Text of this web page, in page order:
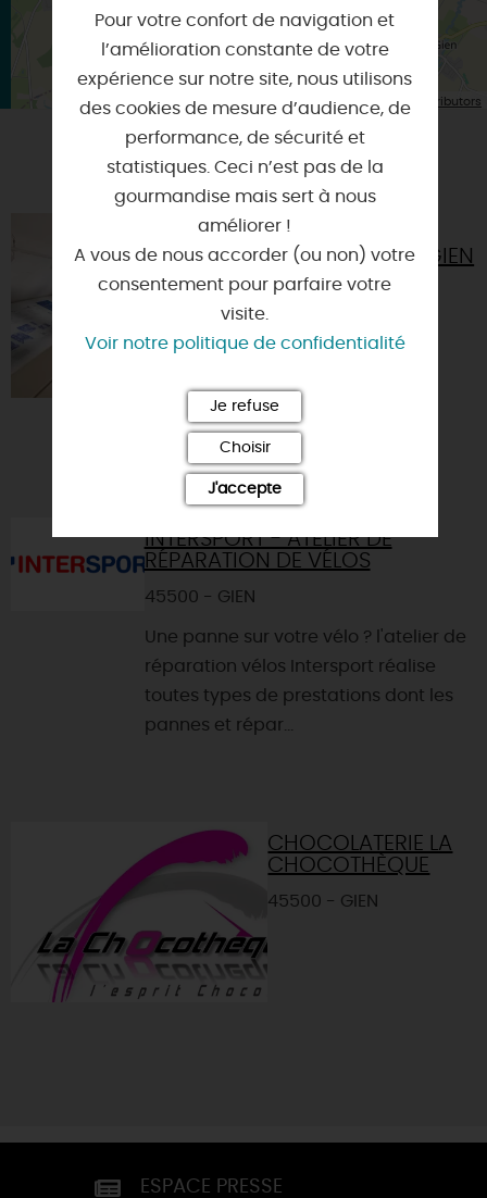
| Map data © OpenStreetMap contributors
VOUS AIMEREZ AUSSI
MUSÉE DE LA
FAÏENCERIE DE GIEN
45500 - GIEN
INTERSPORT - ATELIER DE
RÉPARATION DE VÉLOS
45500 - GIEN
Une panne sur votre vélo ? l'atelier de
réparation vélos Intersport réalise
toutes types de prestations dont les
pannes et répar...
CHOCOLATERIE LA
CHOCOTHÈQUE
45500 - GIEN
ESPACE PRESSE
Pour votre confort de navigation et
l’amélioration constante de votre
expérience sur notre site, nous utilisons
des cookies de mesure d’audience, de
performance, de sécurité et
statistiques. Ceci n’est pas de la
gourmandise mais sert à nous
améliorer !
A vous de nous accorder (ou non) votre
consentement pour parfaire votre
visite.
Voir notre politique de confidentialité
Je refuse
Choisir
J'accepte